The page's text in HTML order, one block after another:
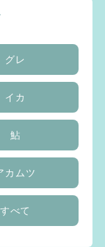
グレ
イカ
鮎
カムツ
すべて